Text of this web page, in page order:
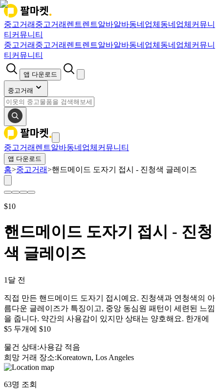
중고거래 중고거래 렌트렌트알바알바동네업체 동네업체 커뮤니
티 커뮤니티
중고거래 중고거래 렌트렌트알바알바동네업체 동네업체 커뮤니
티 커뮤니티
앱 다운로드
중고거래
중고거래 렌트알바동네업체 커뮤니티
앱 다운로드
홈>중고거래>핸드메이드 도자기 접시 - 진청색 글레이즈
$10
핸드메이드 도자기 접시 - 진청
색 글레이즈
1달 전
직접 만든 핸드메이드 도자기 접시예요. 진청색과 연청색의 아
름다운 글레이즈가 특징이고, 중앙 동심원 패턴이 세련된 느낌
을 줍니다. 약간의 사용감이 있지만 상태는 양호해요. 한개에
$5 두개에 $10
물건 상태 :사용감 적음
희망 거래 장소:Koreatown, Los Angeles
63명 조회